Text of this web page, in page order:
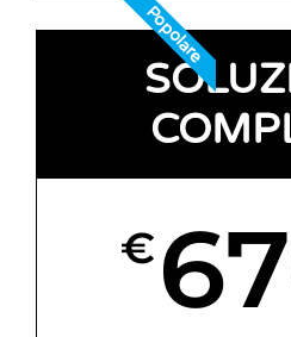
Popolare
€